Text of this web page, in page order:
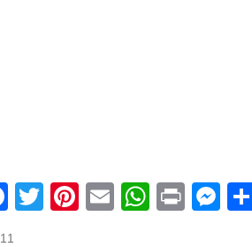
Facebook
Twitter
Pinterest
EmailPrint
11